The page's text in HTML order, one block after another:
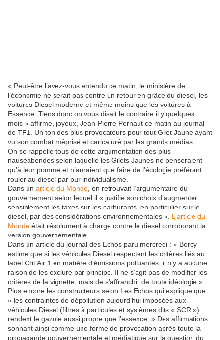
« Peut-être l’avez-vous entendu ce matin, le ministère de
l’économie ne serait pas contre un retour en grâce du diesel, les
voitures Diesel moderne et même moins que les voitures à
Essence. Tiens donc on vous disait le contraire il y quelques
mois » affirme, joyeux, Jean-Pierre Pernaut ce matin au journal
de TF1. Un ton des plus provocateurs pour tout Gilet Jaune ayant
vu son combat méprisé et caricaturé par les grands médias.
On se rappelle tous de cette argumentation des plus
nauséabondes selon laquelle les Gilets Jaunes ne penseraient
qu’à leur pomme et n’auraient que faire de l’écologie préférant
rouler au diesel par pur individualisme.
Dans un article du Monde , on retrouvait l’argumentaire du
gouvernement selon lequel il « justifie son choix d’augmenter
sensiblement les taxes sur les carburants, en particulier sur le
diesel, par des considérations environnementales ». L’article du
Monde était résolument à charge contre le diesel corroborant la
version gouvernementale...
Dans un article du journal des Echos paru mercredi : « Bercy
estime que si les véhicules Diesel respectent les critères liés au
label Crit’Air 1 en matière d’émissions polluantes, il n’y a aucune
raison de les exclure par principe. Il ne s’agit pas de modifier les
critères de la vignette, mais de s’affranchir de toute idéologie ».
Plus encore les constructeurs selon Les Echos qui explique que
« les contraintes de dépollution aujourd’hui imposées aux
véhicules Diesel (filtres à particules et systèmes dits « SCR »)
rendent le gazole aussi propre que l’essence. » Des affirmations
sonnant ainsi comme une forme de provocation après toute la
propagande gouvernementale et médiatique sur la question du